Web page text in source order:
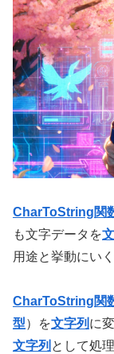
CharToString関
も文字データを
用途と挙動にい
CharToString関
型）を文字列 に
文字列 として処